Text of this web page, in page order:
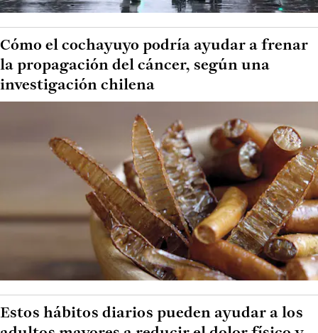
Cómo el cochayuyo podría ayudar a frenar
la propagación del cáncer, según una
investigación chilena
Estos hábitos diarios pueden ayudar a los